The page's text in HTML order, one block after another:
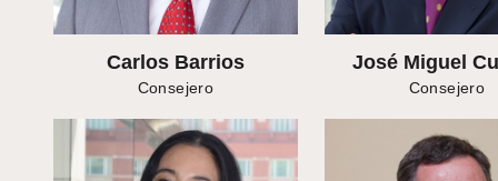
Carlos Barrios
Consejero
José Miguel
Consejero